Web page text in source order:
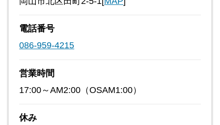
電話番号
086-959-4215
営業時間
17:00～AM2:00（OSAM1:00）
休み